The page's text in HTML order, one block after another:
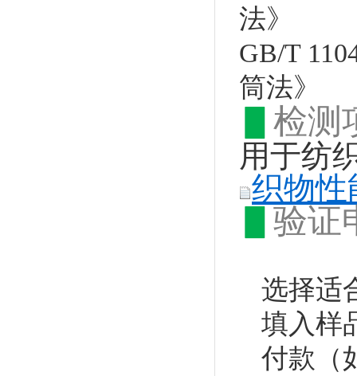
法》
GB/T
筒法》
检测
用于纺
织物性
验证
选择适
填入样
付款（